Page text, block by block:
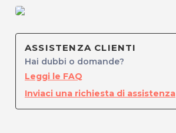
ASSISTENZA CLIENTI
Hai dubbi o domande?
Leggi le FAQ
Inviaci una richiesta di assistenza